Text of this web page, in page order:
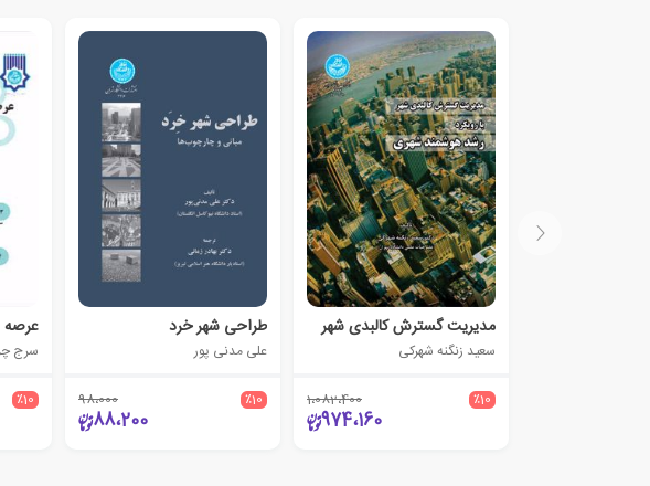
مدیریت گسترش کالبدی شهر
سعید زنگنه شهرکی
٪10 1،082،400
974،160
طراحی شهر خرد
علی مدنی پور
٪10 98،000
88،200
سرج
٪10